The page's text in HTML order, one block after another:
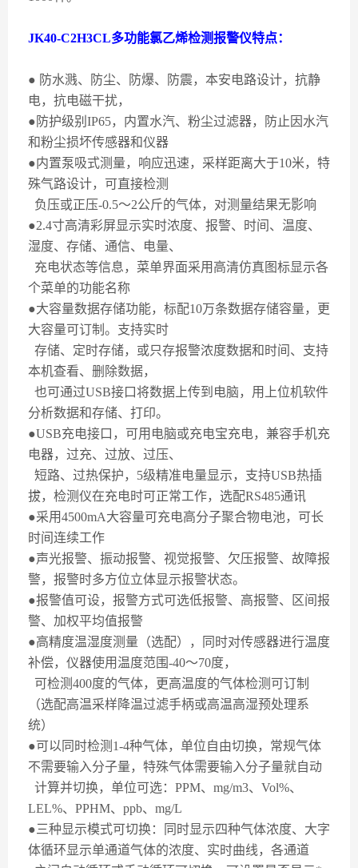
JK40-C2H3CL多功能氯乙烯检测报警仪特点：
● 防水溅、防尘、防爆、防震，本安电路设计，抗静
电，抗电磁干扰，
●防护级别 IP65，内置水汽、粉尘过滤器，防止因水汽
和粉尘损坏传感器和仪器
●内置泵吸式测量，响应迅速，采样距离大于10米，特
殊气路设计，可直接检测
负压或正压-0.5～2公斤的气体，对测量结果无影响
●2.4寸高清彩屏显示实时浓度、报警、时间、温度、
湿度、存储、通信、电量、
充电状态等信息，菜单界面采用高清仿真图标显示各
个菜单的功能名称
●大容量数据存储功能，标配10万条数据存储容量，更
大容量可订制。支持实时
存储、定时存储，或只存报警浓度数据和时间、支持
本机查看、删除数据，
也可通过USB接口将数据上传到电脑，用上位机软件
分析数据和存储、打印。
●USB充电接口，可用电脑或充电宝充电，兼容手机充
电器，过充、过放、过压、
短路、过热保护， 5级精准电量显示，支持USB热插
拔，检测仪在充电时可正常工作，选配RS485通讯
●采用4500mA大容量可充电高分子聚合物电池，可长
时间连续工作
●声光报警、振动报警、视觉报警、欠压报警、故障报
警，报警时多方位立体显示报警状态。
●报警值可设，报警方式可选低报警、高报警、区间报
警、加权平均值报警
●高精度温湿度测量（选配），同时对传感器进行温度
补偿，仪器使用温度范围-40～70度，
可检测400度的气体，更高温度的气体检测可订制
（选配高温采样降温过滤手柄或高温高湿预处理系
统）
●可以同时检测 1-4种气体，单位自由切换，常规气体
不需要输入分子量，特殊气体需要输入分子量就自动
计算并切换，单位可选： PPM、 mg/m3、 Vol%、
LEL%、 PPHM、 ppb、 mg/L
●三种显示模式可切换：同时显示四种气体浓度、大字
体循环显示单通道气体的浓度、实时曲线，各通道